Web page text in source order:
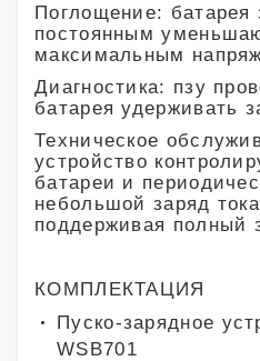
Поглощение: батарея
постоянным
максимальным
Диагностика: пзу
батарея удерживать
Техническое
устройство
батареи и
небольшой заряд
поддерживая полный
КОМПЛЕКТАЦИЯ
Пуско-зарядное
WSB701